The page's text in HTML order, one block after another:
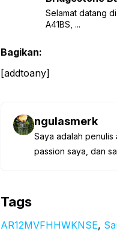
Selamat datang
A41BS, ...
Bagikan:
[addtoany]
ngulasmerk
Saya adalah
passion saya, dan
Tags
AR12MVFHHWKNSE,